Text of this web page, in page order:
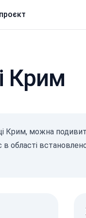
Крим
Крим, можна
області